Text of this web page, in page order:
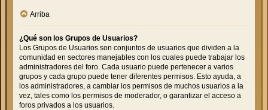
Arriba
¿Qué son los Grupos de Usuarios?
Los Grupos de Usuarios son conjuntos de usuarios que dividen a la
comunidad en sectores manejables con los cuales puede trabajar los
administradores del foro. Cada usuario puede pertenecer a varios
grupos y cada grupo puede tener diferentes permisos. Esto ayuda, a
los administradores, a cambiar los permisos de muchos usuarios a la
vez, tales como los permisos de moderador, o garantizar el acceso a
foros privados a los usuarios.